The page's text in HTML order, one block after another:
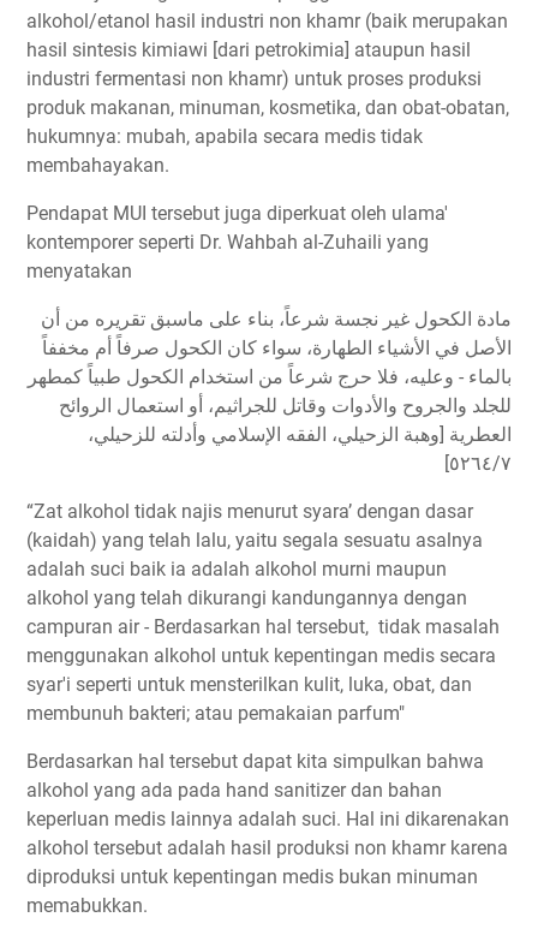
alkohol/etanol hasil industri non khamr (baik merupakan
hasil sintesis kimiawi [dari petrokimia] ataupun hasil
industri fermentasi non khamr) untuk proses produksi
produk makanan, minuman, kosmetika, dan obat-obatan,
hukumnya: mubah, apabila secara medis tidak
membahayakan.
Pendapat MUI tersebut juga diperkuat oleh ulama'
kontemporer seperti Dr. Wahbah al-Zuhaili yang
menyatakan
مادة الكحول غير نجسة شرعاً، بناء على ماسبق تقريره من أن
الأصل في الأشياء الطهارة، سواء كان الكحول صرفاً أم مخففاً
بالماء - وعليه، فلا حرج شرعاً من استخدام الكحول طبياً كمطهر
للجلد والجروح والأدوات وقاتل للجراثيم، أو استعمال الروائح
العطرية [وهبة الزحيلي، الفقه الإسلامي وأدلته للزحيلي،
٥٢٦٤/٧]
“Zat alkohol tidak najis menurut syara’ dengan dasar
(kaidah) yang telah lalu, yaitu segala sesuatu asalnya
adalah suci baik ia adalah alkohol murni maupun
alkohol yang telah dikurangi kandungannya dengan
campuran air - Berdasarkan hal tersebut, tidak masalah
menggunakan alkohol untuk kepentingan medis secara
syar'i seperti untuk mensterilkan kulit, luka, obat, dan
membunuh bakteri; atau pemakaian parfum"
Berdasarkan hal tersebut dapat kita simpulkan bahwa
alkohol yang ada pada hand sanitizer dan bahan
keperluan medis lainnya adalah suci. Hal ini dikarenakan
alkohol tersebut adalah hasil produksi non khamr karena
diproduksi untuk kepentingan medis bukan minuman
memabukkan.